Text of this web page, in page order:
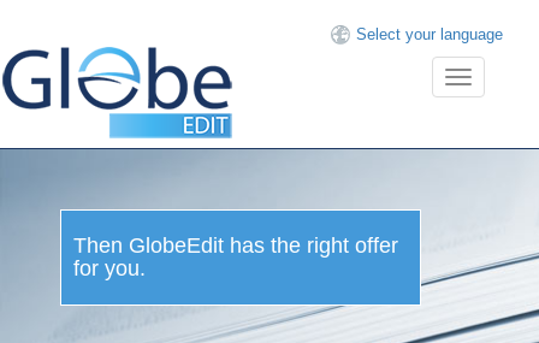
Select your language
Toggle
navigation
Then GlobeEdit has the right offer
for you.